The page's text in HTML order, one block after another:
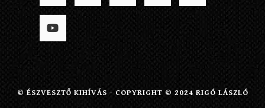
© ÉSZVESZTŐ KIHÍVÁS - COPYRIGHT © 2024 RIGÓ LÁSZLÓ